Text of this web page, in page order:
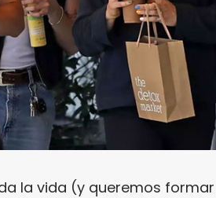
la vida (y queremos formar